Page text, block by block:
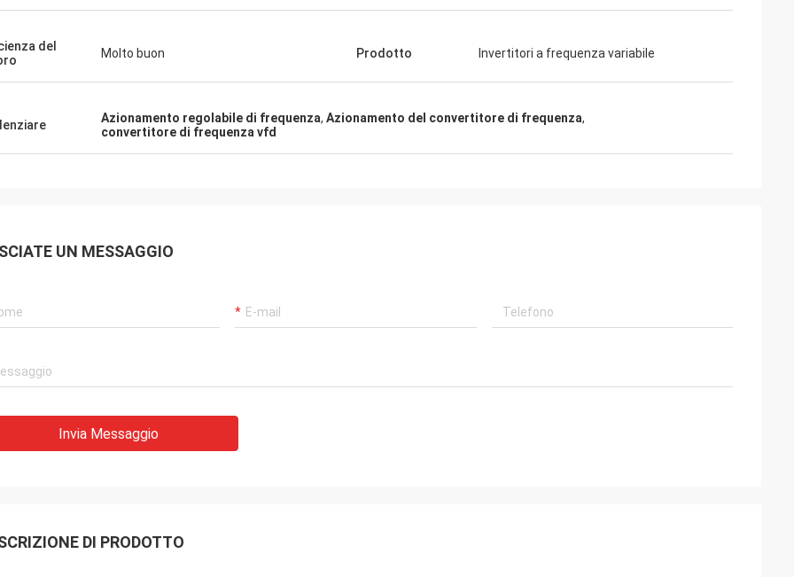
del
Molto buon Prodotto Invertitori a frequenza variabile
Azionamento regolabile di frequenza, Azionamento del convertitore di frequenza,
convertitore di frequenza vfd
UN MESSAGGIO
Invia Messaggio
DI PRODOTTO